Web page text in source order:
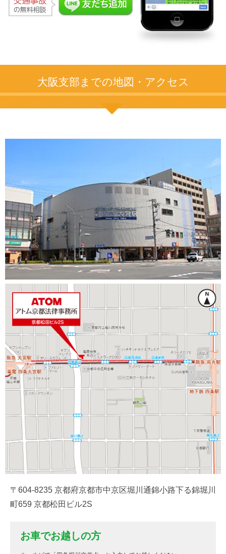
大阪支部までの地図・アクセス
〒604-8235 京都府京都市中京区堀川通錦小路下る錦堀川
町659 京都松田ビル2S
お車でお越しの方